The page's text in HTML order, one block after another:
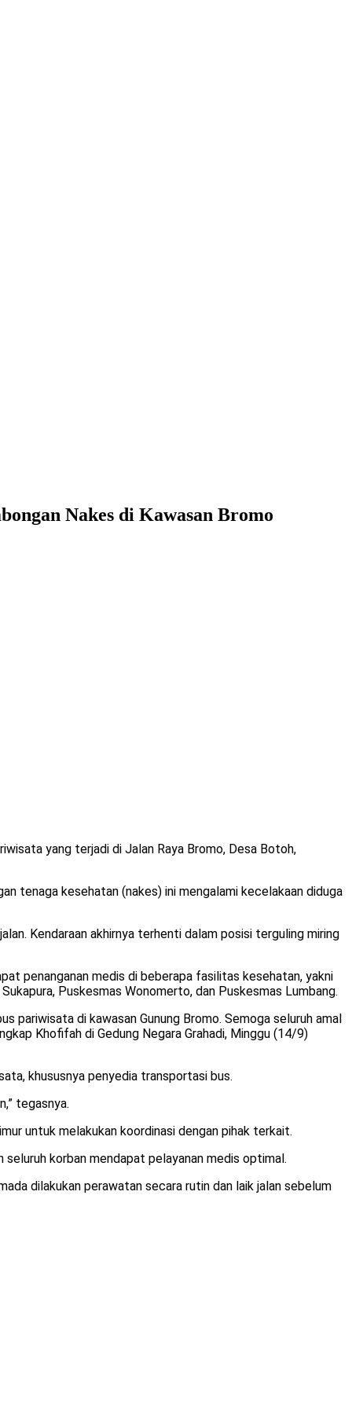
Nakes di Kawasan Bromo
yang terjadi di Jalan Raya Bromo, Desa Botoh,
tenaga kesehatan (nakes) ini mengalami kecelakaan diduga
Kendaraan akhirnya terhenti dalam posisi terguling miring
penanganan medis di beberapa fasilitas kesehatan, yakni
Puskesmas Wonomerto, dan Puskesmas Lumbang.
pariwisata di kawasan Gunung Bromo. Semoga seluruh amal
Khofifah di Gedung Negara Grahadi, Minggu (14/9)
khususnya penyedia transportasi bus.
tegasnya.
untuk melakukan koordinasi dengan pihak terkait.
korban mendapat pelayanan medis optimal.
dilakukan perawatan secara rutin dan laik jalan sebelum